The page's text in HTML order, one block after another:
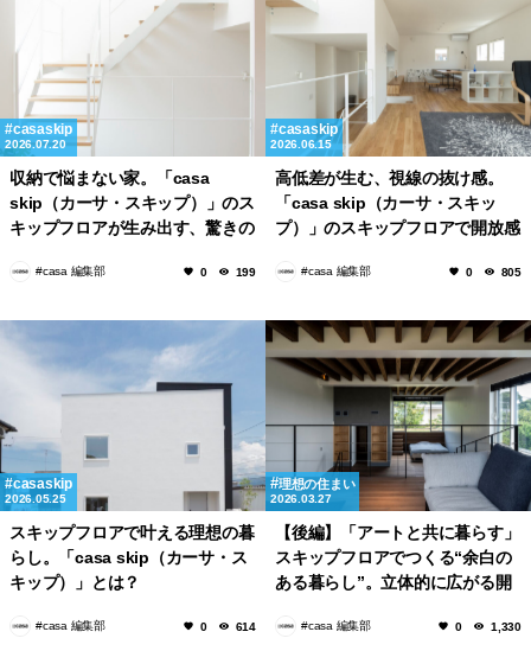
casaskip
2026.07.20
収納で悩まない家。「casa
skip（カーサ・スキップ）」のス
キップフロアが生み出す、驚きの
#casa 編集部 0 199
casaskip
2026.06.15
高低差が生む、視線の抜け感。
「casa skip（カーサ・スキッ
プ）」のスキップフロアで開放感
#casa 編集部 0 805
casaskip
2026.05.25
スキップフロアで叶える理想の暮
らし。「casa skip（カーサ・ス
キップ）」とは？
#casa 編集部 0 614
理想の住まい
2026.03.27
【後編】「アートと共に暮らす」
スキップフロアでつくる“余白の
ある暮らし”。立体的に広がる開
#casa 編集部 0 1,330